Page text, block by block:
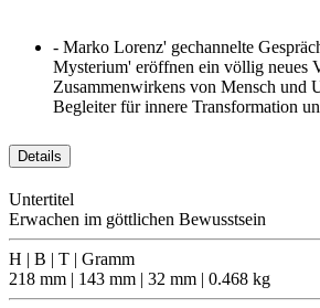
- Marko Lorenz' gechannelte
Mysterium' eröffnen ein völlig neues
Zusammenwirkens von Mensch und
Begleiter für innere Transformation
Details
Untertitel
Erwachen im göttlichen Bewusstsein
H | B | T | Gramm
218 mm | 143 mm | 32 mm | 0.468 kg